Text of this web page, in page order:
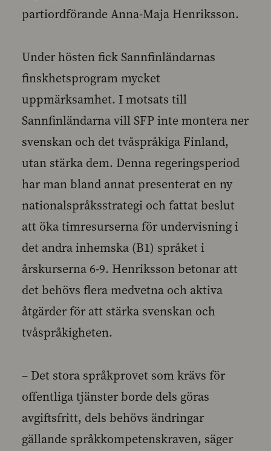
partiordförande Anna-Maja Henriksson.
Under hösten fick Sannfinländarnas
finskhetsprogram mycket
uppmärksamhet. I motsats till
Sannfinländarna vill SFP inte montera ner
svenskan och det tvåspråkiga Finland,
utan stärka dem. Denna regeringsperiod
har man bland annat presenterat en ny
nationalspråksstrategi och fattat beslut
att öka timresurserna för undervisning i
det andra inhemska (B1) språket i
årskurserna 6-9. Henriksson betonar att
det behövs flera medvetna och aktiva
åtgärder för att stärka svenskan och
tvåspråkigheten.
– Det stora språkprovet som krävs för
offentliga tjänster borde dels göras
avgiftsfritt, dels behövs ändringar
gällande språkkompetenskraven, säger